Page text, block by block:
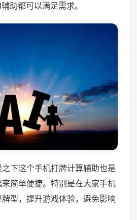
助都可以满足需求。
下这个手机打牌计算辅助也是
简单便捷。特别是在大家手机
型，提升游戏体验，避免影响